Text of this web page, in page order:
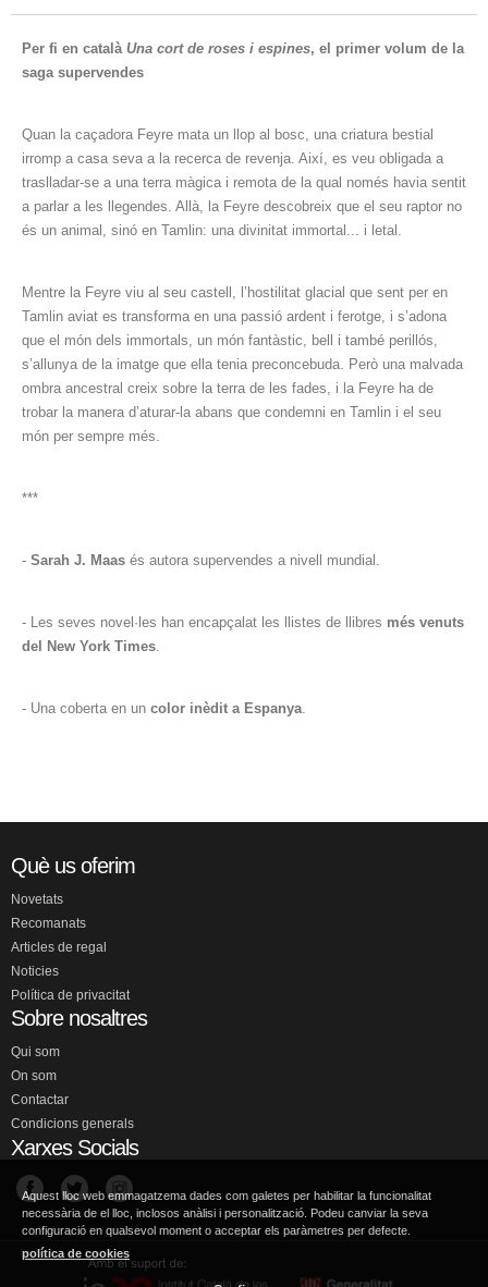
Per fi en català Una cort de roses i espines, el primer volum de la
saga supervendes
Quan la caçadora Feyre mata un llop al bosc, una criatura bestial
irromp a casa seva a la recerca de revenja. Així, es veu obligada a
traslladar-se a una terra màgica i remota de la qual només havia sentit
a parlar a les llegendes. Allà, la Feyre descobreix que el seu raptor no
és un animal, sinó en Tamlin: una divinitat immortal... i letal.
Mentre la Feyre viu al seu castell, l’hostilitat glacial que sent per en
Tamlin aviat es transforma en una passió ardent i ferotge, i s’adona
que el món dels immortals, un món fantàstic, bell i també perillós,
s’allunya de la imatge que ella tenia preconcebuda. Però una malvada
ombra ancestral creix sobre la terra de les fades, i la Feyre ha de
trobar la manera d’aturar-la abans que condemni en Tamlin i el seu
món per sempre més.
***
- Sarah J. Maas és autora supervendes a nivell mundial.
- Les seves novel·les han encapçalat les llistes de llibres més venuts
del New York Times
- Una coberta en un color inèdit a Espanya
Què us oferim
Novetats
Recomanats
Articles de regal
Noticies
Política de privacitat
Sobre nosaltres
Qui som
On som
Contactar
Condicions generals
Xarxes Socials
Aquest lloc web emmagatzema dades com galetes per habilitar la funcionalitat
necessària de el lloc, inclosos anàlisi i personalització. Podeu canviar la seva
configuració en qualsevol moment o acceptar els paràmetres per defecte.
política de cookies